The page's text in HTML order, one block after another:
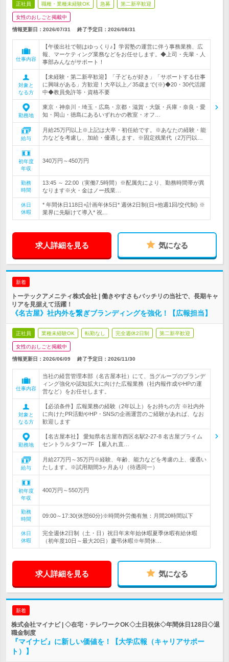
正社員 職種・業種未経験OK 急募 第二新卒歓迎
女性のおしごと掲載中
情報更新日：2026/07/31 終了予定日： 2026/08/31
仕事内容
【午後出社で朝はゆっくり♪】学習塾の運営に伴う事務業務、広
報、マーケティング業務などをお任せします。◆上司・先輩・人
事部みんながサポート！
対象と
なる方
【未経験・第二新卒歓迎】「子どもが好き」「サポートする仕事
に興味がある」方歓迎！大卒以上／35歳まで(※)◆20・30代活躍
中◆教員免許等・資格不要
勤務地
東京・神奈川・埼玉・広島・京都・滋賀・大阪・兵庫・奈良・愛
知・岡山・徳島にあるいずれかの教室・オフ…
給与
月給25万円以上※上記は大卒・初任給です。※あなたの経験・能
力などを考慮し、加給・優遇します。※固定残業代（2万円以…
初年度
年収
340万円～450万円
勤務
時間
13:45 ～ 22:00（実働7.5時間）※配属先により、勤務時間帯が異
なります※火・金はノー残業…
休日
休暇
* 年間休日118日+計画年休5日* 週休2日制(日+他週1回/交代制) ※
業界に先駆けて導入* 祝…
求人詳細を見る 気になる
新着
トーテックアメニティ株式会社 | 働きやすさもバッチリの当社で、長期キャ
リアを見据えて活躍！
《名古屋》社内外を繋ぎブランディングを強化！【広報担当】
正社員 業種未経験OK 転勤なし 完全週休2日制 第二新卒歓迎
女性のおしごと掲載中
情報更新日：2026/06/09 終了予定日： 2026/11/30
仕事内容
当社の経営管理本部（名古屋本社）にて、当グループのブランデ
ィング強化や認知拡大に向けた広報業務（社内報作成やHPの運
営など）をお任せします。
対象と
なる方
【必須条件】広報業務の経験（2年以上）をお持ちの方 ※社内外
に向けたPR活動やHP・SNSの企画運営のご経験があれば、なお
歓迎します
勤務地
【名古屋本社】 愛知県名古屋市西区名駅2-27-8 名古屋プライム
セントラルタワー7F 【雇入れ直…
給与
月給27万円～35万円※経験、年齢、能力などを考慮の上、優遇い
たします。※試用期間3ヶ月あり（待遇同一）
初年度
年収
400万円～550万円
勤務
時間
09:00～17:30(休憩60分)※時間外労働有無：月間20時間以下
休日
休暇
完全週休2日制（土・日）祝日年末年始休暇夏季休暇有給休暇
（初年度10日～最大20日）慶弔休暇※年間休…
求人詳細を見る 気になる
新着
株式会社マイナビ | ◇在宅・テレワークOK◇土日祝休◇年間休日128日◇退
職金制度
『マイナビ』に新しい価値を！【大学広報（キャリアサポー
ト）】